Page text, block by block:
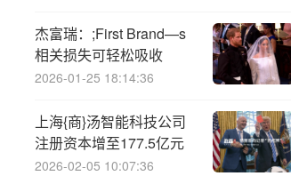
杰富瑞：;First Brand—s
相关损失可轻松吸收
2026-01-25 18:14:36
上海{商}汤智能科技公司
注册资本增至177.5亿元
2026-02-05 10:07:36